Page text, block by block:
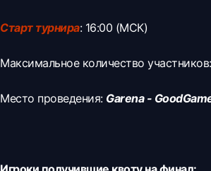
Старт турнира: 16:00 (МСК)
Максимальное количество
Место проведения: Garena -